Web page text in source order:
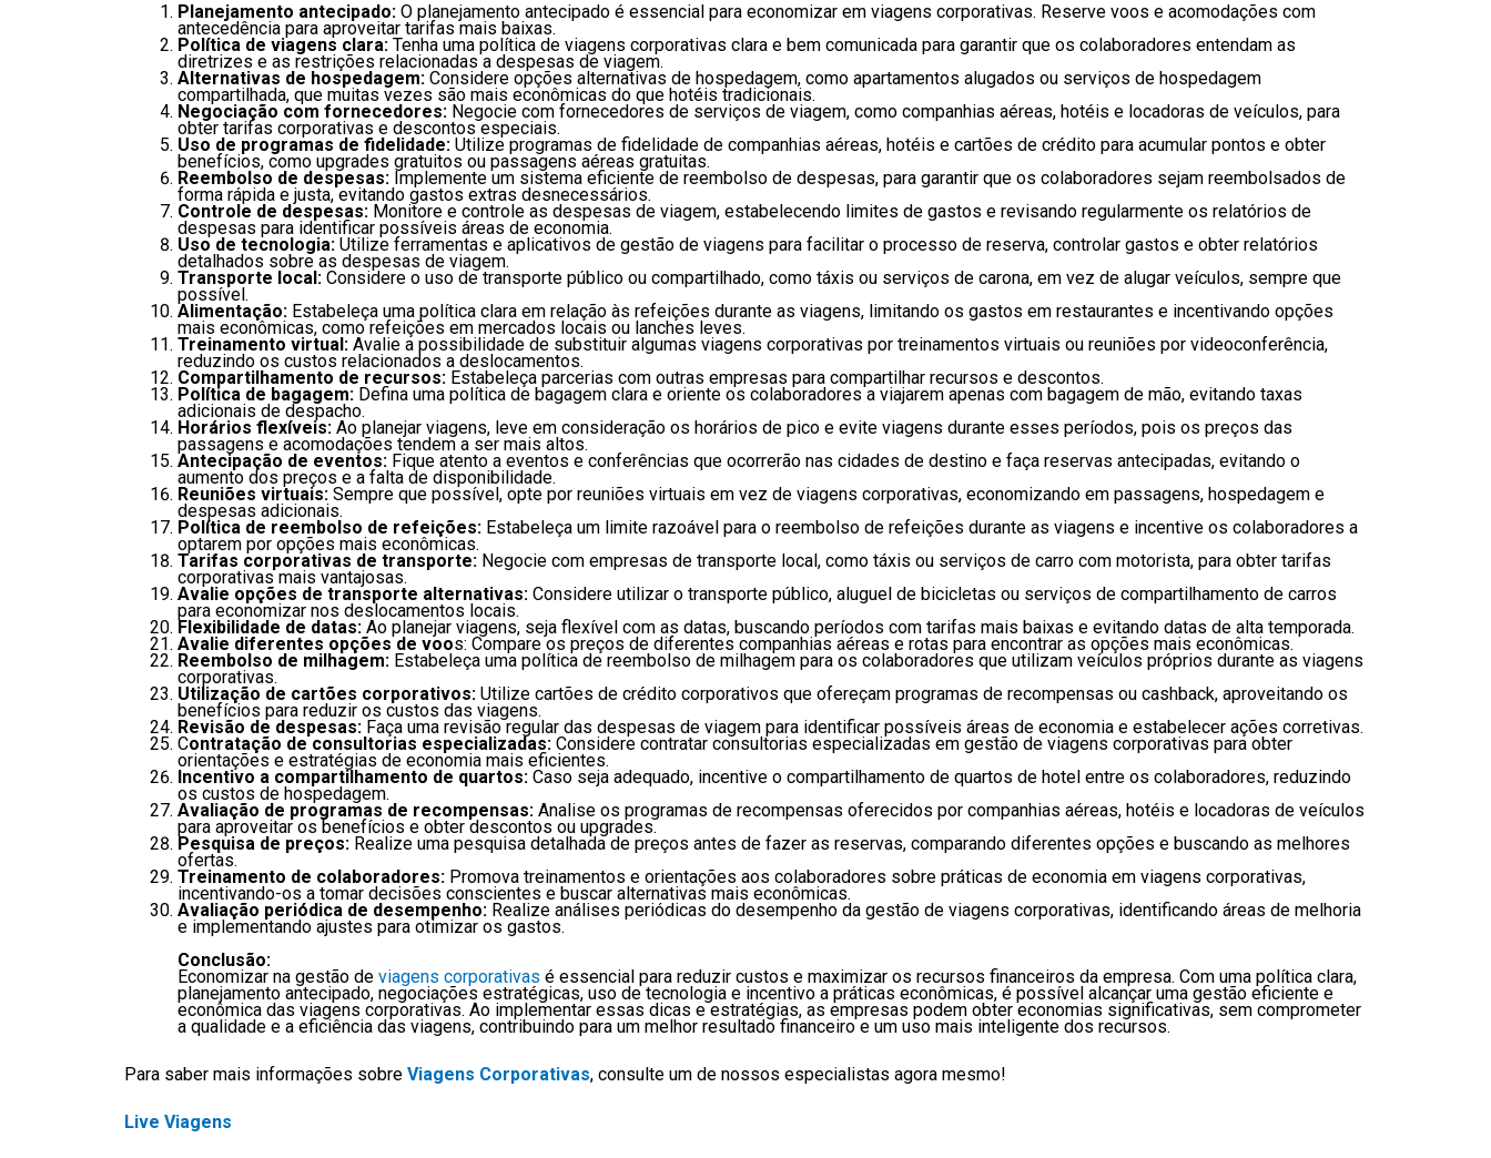
Planejamento antecipado: O planejamento antecipado é essencial para economizar em viagens corporativas. Reserve voos e acomodações com
antecedência para aproveitar tarifas mais baixas.
Política de viagens clara: Tenha uma política de viagens corporativas clara e bem comunicada para garantir que os colaboradores entendam as
diretrizes e as restrições relacionadas a despesas de viagem.
Alternativas de hospedagem: Considere opções alternativas de hospedagem, como apartamentos alugados ou serviços de hospedagem
compartilhada, que muitas vezes são mais econômicas do que hotéis tradicionais.
Negociação com fornecedores: Negocie com fornecedores de serviços de viagem, como companhias aéreas, hotéis e locadoras de veículos, para
obter tarifas corporativas e descontos especiais.
Uso de programas de fidelidade: Utilize programas de fidelidade de companhias aéreas, hotéis e cartões de crédito para acumular pontos e obter
benefícios, como upgrades gratuitos ou passagens aéreas gratuitas.
Reembolso de despesas: Implemente um sistema eficiente de reembolso de despesas, para garantir que os colaboradores sejam reembolsados de
forma rápida e justa, evitando gastos extras desnecessários.
Controle de despesas: Monitore e controle as despesas de viagem, estabelecendo limites de gastos e revisando regularmente os relatórios de
despesas para identificar possíveis áreas de economia.
Uso de tecnologia: Utilize ferramentas e aplicativos de gestão de viagens para facilitar o processo de reserva, controlar gastos e obter relatórios
detalhados sobre as despesas de viagem.
Transporte local: Considere o uso de transporte público ou compartilhado, como táxis ou serviços de carona, em vez de alugar veículos, sempre que
possível.
Alimentação: Estabeleça uma política clara em relação às refeições durante as viagens, limitando os gastos em restaurantes e incentivando opções
mais econômicas, como refeições em mercados locais ou lanches leves.
Treinamento virtual: Avalie a possibilidade de substituir algumas viagens corporativas por treinamentos virtuais ou reuniões por videoconferência,
reduzindo os custos relacionados a deslocamentos.
Compartilhamento de recursos: Estabeleça parcerias com outras empresas para compartilhar recursos e descontos.
Política de bagagem: Defina uma política de bagagem clara e oriente os colaboradores a viajarem apenas com bagagem de mão, evitando taxas
adicionais de despacho.
Horários flexíveis: Ao planejar viagens, leve em consideração os horários de pico e evite viagens durante esses períodos, pois os preços das
passagens e acomodações tendem a ser mais altos.
Antecipação de eventos: Fique atento a eventos e conferências que ocorrerão nas cidades de destino e faça reservas antecipadas, evitando o
aumento dos preços e a falta de disponibilidade.
Reuniões virtuais: Sempre que possível, opte por reuniões virtuais em vez de viagens corporativas, economizando em passagens, hospedagem e
despesas adicionais.
Política de reembolso de refeições: Estabeleça um limite razoável para o reembolso de refeições durante as viagens e incentive os colaboradores a
optarem por opções mais econômicas.
Tarifas corporativas de transporte: Negocie com empresas de transporte local, como táxis ou serviços de carro com motorista, para obter tarifas
corporativas mais vantajosas.
Avalie opções de transporte alternativas: Considere utilizar o transporte público, aluguel de bicicletas ou serviços de compartilhamento de carros
para economizar nos deslocamentos locais.
Flexibilidade de datas: Ao planejar viagens, seja flexível com as datas, buscando períodos com tarifas mais baixas e evitando datas de alta temporada.
Avalie diferentes opções de voos: Compare os preços de diferentes companhias aéreas e rotas para encontrar as opções mais econômicas.
Reembolso de milhagem: Estabeleça uma política de reembolso de milhagem para os colaboradores que utilizam veículos próprios durante as viagens
corporativas.
Utilização de cartões corporativos: Utilize cartões de crédito corporativos que ofereçam programas de recompensas ou cashback, aproveitando os
benefícios para reduzir os custos das viagens.
Revisão de despesas: Faça uma revisão regular das despesas de viagem para identificar possíveis áreas de economia e estabelecer ações corretivas.
Contratação de consultorias especializadas: Considere contratar consultorias especializadas em gestão de viagens corporativas para obter
orientações e estratégias de economia mais eficientes.
Incentivo a compartilhamento de quartos: Caso seja adequado, incentive o compartilhamento de quartos de hotel entre os colaboradores, reduzindo
os custos de hospedagem.
Avaliação de programas de recompensas: Analise os programas de recompensas oferecidos por companhias aéreas, hotéis e locadoras de veículos
para aproveitar os benefícios e obter descontos ou upgrades.
Pesquisa de preços: Realize uma pesquisa detalhada de preços antes de fazer as reservas, comparando diferentes opções e buscando as melhores
ofertas.
Treinamento de colaboradores: Promova treinamentos e orientações aos colaboradores sobre práticas de economia em viagens corporativas,
incentivando-os a tomar decisões conscientes e buscar alternativas mais econômicas.
Avaliação periódica de desempenho: Realize análises periódicas do desempenho da gestão de viagens corporativas, identificando áreas de melhoria
e implementando ajustes para otimizar os gastos.
Conclusão:
Economizar na gestão de viagens corporativas é essencial para reduzir custos e maximizar os recursos financeiros da empresa. Com uma política clara,
planejamento antecipado, negociações estratégicas, uso de tecnologia e incentivo a práticas econômicas, é possível alcançar uma gestão eficiente e
econômica das viagens corporativas. Ao implementar essas dicas e estratégias, as empresas podem obter economias significativas, sem comprometer
a qualidade e a eficiência das viagens, contribuindo para um melhor resultado financeiro e um uso mais inteligente dos recursos.
Para saber mais informações sobre Viagens Corporativas, consulte um de nossos especialistas agora mesmo!
Live Viagens